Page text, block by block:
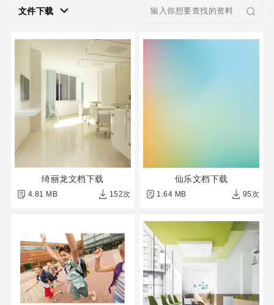
文件下载
绮丽龙文档下载
4.81 MB 152次
仙乐文档下载
1.64 MB 95次